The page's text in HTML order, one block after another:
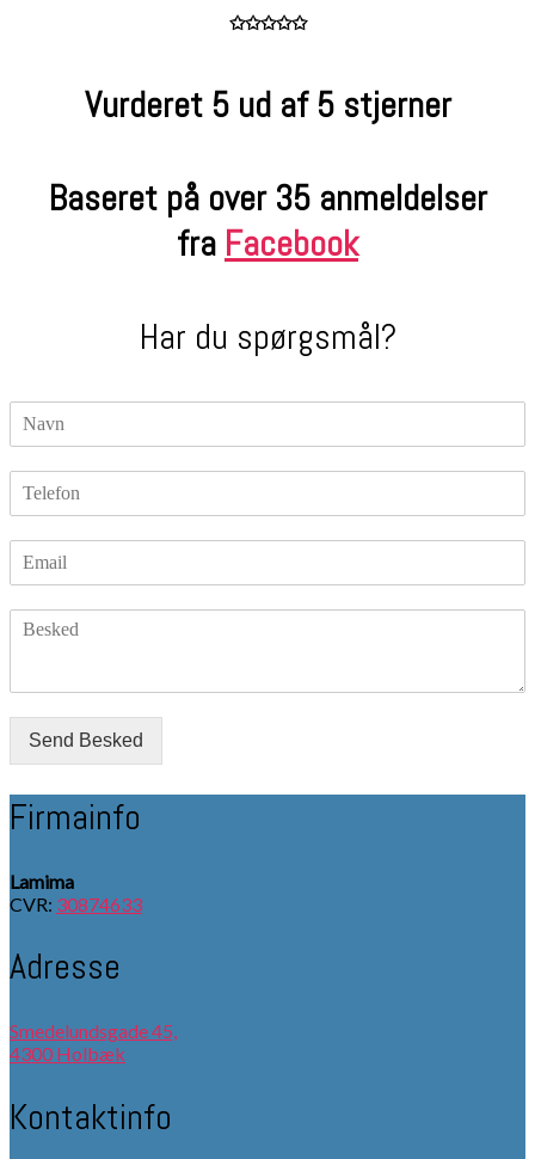
✩✩✩✩✩
Vurderet 5 ud af 5 stjerner
Baseret på over 35 anmeldelser
fra Facebook
Har du spørgsmål?
Send Besked
Firmainfo
Lamima
CVR: 30874633
Adresse
Smedelundsgade 45,​
4300 Holbæk
Kontaktinfo